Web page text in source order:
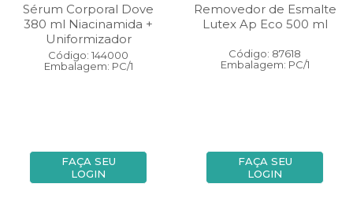
Sérum Corporal Dove
380 ml Niacinamida +
Uniformizador
Código: 144000
Embalagem: PC/1
FAÇA SEU
LOGIN
Removedor de Esmalte
Lutex Ap Eco 500 ml
Código: 87618
Embalagem: PC/1
FAÇA SEU
LOGIN